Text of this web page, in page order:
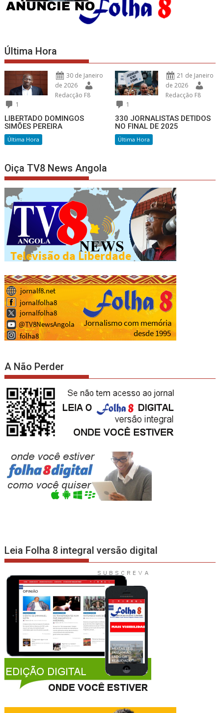
Última Hora
30 de Janeiro
de 2026
Redacção F8
1
LIBERTADO DOMINGOS
SIMÕES PEREIRA
Última Hora
21 de Janeiro
de 2026
Redacção F8
1
330 JORNALISTAS DETIDOS
NO FINAL DE 2025
Última Hora
Oiça TV8 News Angola
A Não Perder
Leia Folha 8 integral versão digital